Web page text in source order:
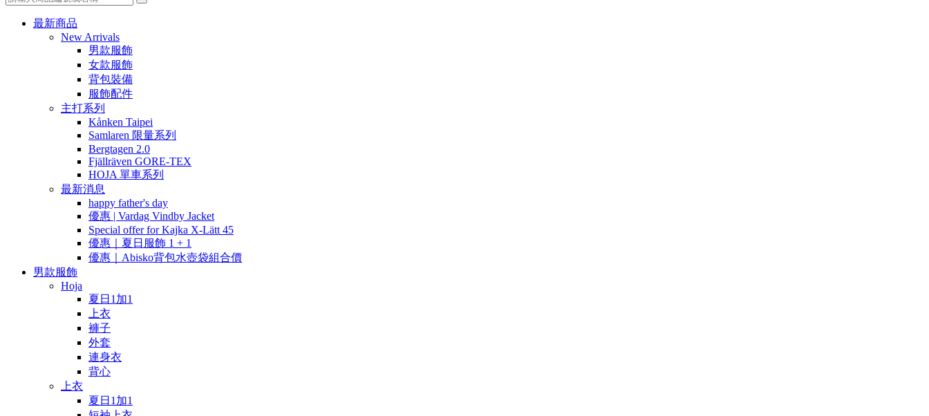
最新商品
New Arrivals
男款服飾
女款服飾
背包裝備
服飾配件
主打系列
Kånken Taipei
Samlaren 限量系列
Bergtagen 2.0
Fjällräven GORE-TEX
HOJA 單車系列
最新消息
happy father's day
優惠 | Vardag Vindby Jacket
Special offer for Kajka X-Lätt 45
優惠｜夏日服飾 1 + 1
優惠｜Abisko背包水壺袋組合價
男款服飾
Hoja
夏日1加1
上衣
褲子
外套
連身衣
背心
上衣
夏日1加1